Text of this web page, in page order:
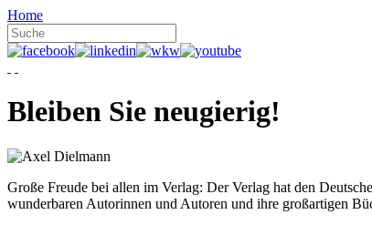
Home
Bleiben Sie neugierig!
Große Freude bei allen im Verlag: Der Verlag hat den
wunderbaren Autorinnen und Autoren und ihre großartigen